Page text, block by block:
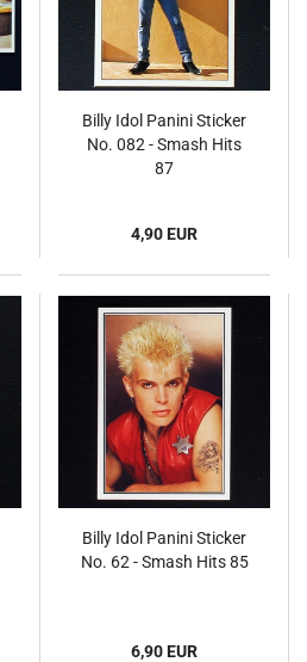
Billy Idol Panini Sticker
No. 082 - Smash Hits
87
4,90 EUR
Billy Idol Panini Sticker
No. 62 - Smash Hits 85
6,90 EUR